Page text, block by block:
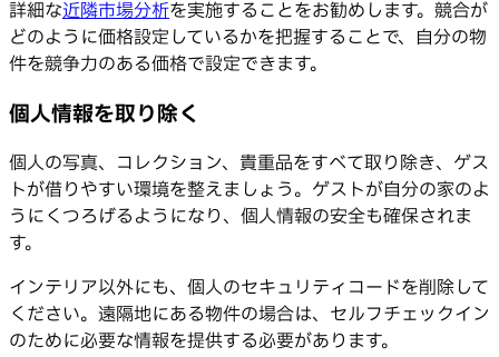
詳細な近隣市場分析を実施することをお勧めします。競合が
どのように価格設定しているかを把握することで、自分の物
件を競争力のある価格で設定できます。
個人情報を取り除く
個人の写真、コレクション、貴重品をすべて取り除き、ゲス
トが借りやすい環境を整えましょう。ゲストが自分の家のよ
うにくつろげるようになり、個人情報の安全も確保されま
す。
インテリア以外にも、個人のセキュリティコードを削除して
ください。遠隔地にある物件の場合は、セルフチェックイン
のために必要な情報を提供する必要があります。